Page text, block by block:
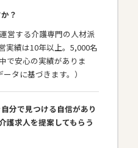
？
営する介護専門の人材派
実績は10年以上。5,000名
で安心の実績がありま
タに基づきます。）
分で見つける自信があり
護求人を提案してもらう